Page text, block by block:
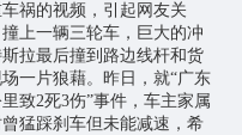
祸的视频，引起网友关
上一辆三轮车，巨大的冲
拉最后撞到路边线杆和货
一片狼藉。昨日，就“广东
致2死3伤”事件，车主家属
猛踩刹车但未能减速，希